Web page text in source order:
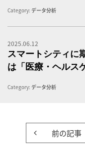
Category: データ分析
2025.06.12
スマートシティに
は「医療・ヘルス
Category: データ分析
前の記事